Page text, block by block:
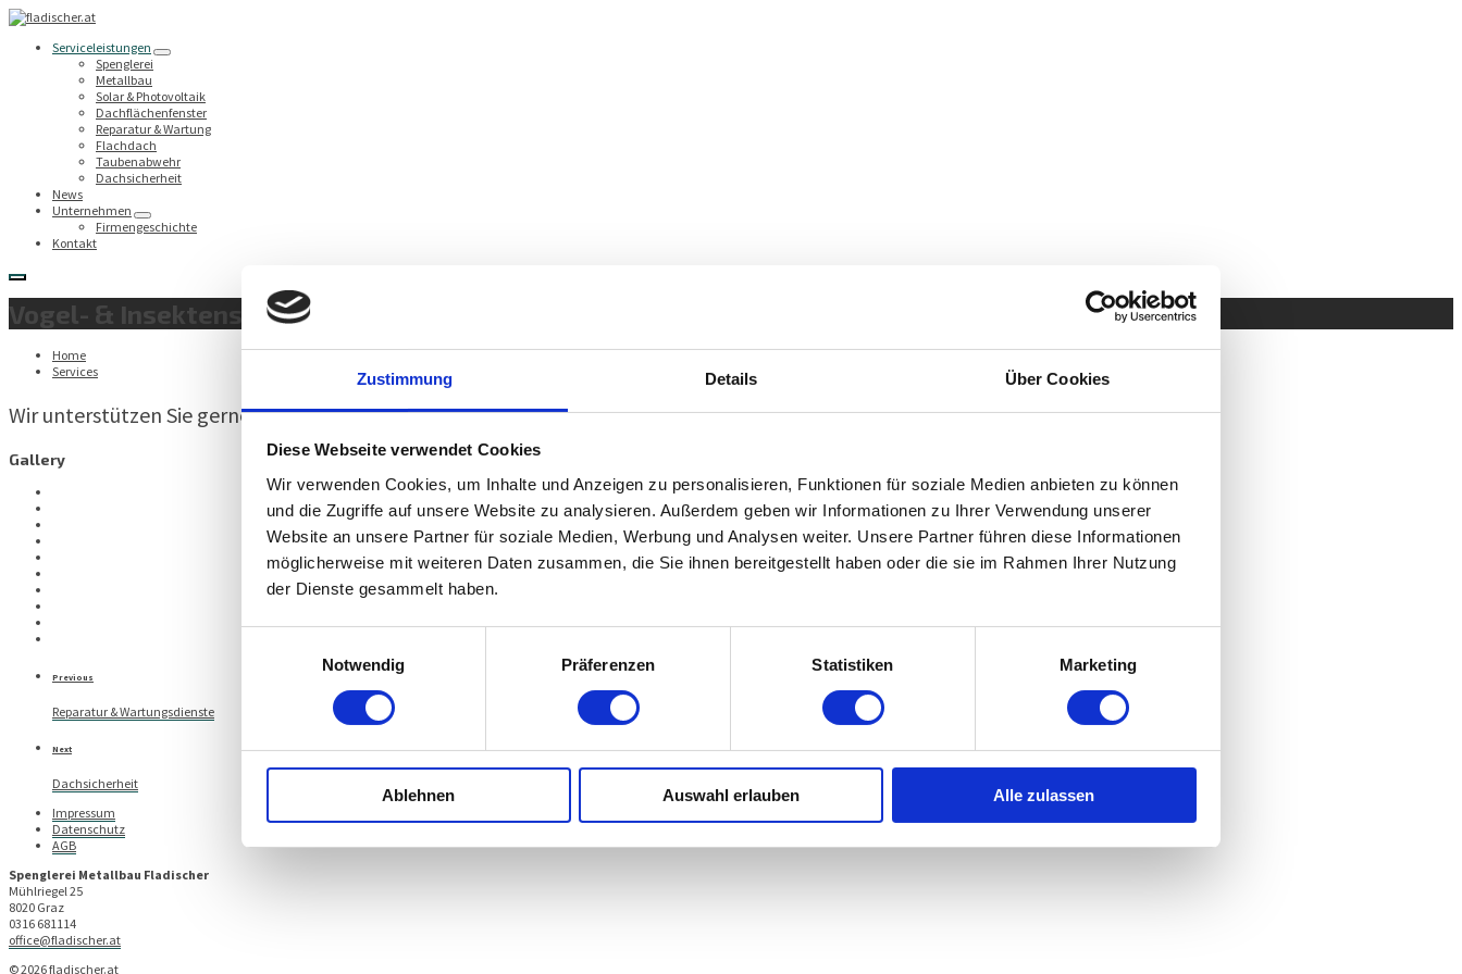
Zustimmung Details Über Cookies
Diese Webseite verwendet Cookies
Wir verwenden Cookies, um Inhalte und Anzeigen zu personalisieren, Funktionen für soziale Medien anbieten zu können
und die Zugriffe auf unsere Website zu analysieren. Außerdem geben wir Informationen zu Ihrer Verwendung unserer
Website an unsere Partner für soziale Medien, Werbung und Analysen weiter. Unsere Partner führen diese Informationen
möglicherweise mit weiteren Daten zusammen, die Sie ihnen bereitgestellt haben oder die sie im Rahmen Ihrer Nutzung
der Dienste gesammelt haben.
Notwendig
Präferenzen Statistiken Marketing
Ablehnen Auswahl erlauben Alle zulassen
Serviceleistungen
Spenglerei
Metallbau
Solar & Photovoltaik
Dachflächenfenster
Reparatur & Wartung
Flachdach
Taubenabwehr
Dachsicherheit
News
Unternehmen
Firmengeschichte
Kontakt
Vogel- & Insektenschutz
Home
Services
Wir unterstützen Sie gerne in der Planung, Errichtung und Reparatur von Vogel- & Insektenschutzmaßnahmen.
Gallery
Previous
Reparatur & Wartungsdienste
Next
Dachsicherheit
Impressum
Datenschutz
AGB
Spenglerei Metallbau Fladischer
Mühlriegel 25
8020 Graz
0316 681114
office@fladischer.at
© 2026 fladischer.at